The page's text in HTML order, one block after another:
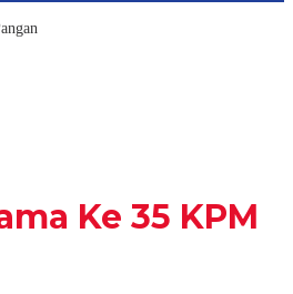
Ke 35 KPM